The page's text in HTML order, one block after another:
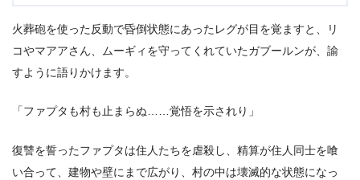
火葬砲を使った反動で昏倒状態にあったレグが目を覚ますと、リ
コやマアアさん、ムーギィを守ってくれていたガブールンが、諭
すように語りかけます。
「ファプタも村も止まらぬ……覚悟を示されり」
復讐を誓ったファプタは住人たちを虐殺し、精算が住人同士を喰
い合って、建物や壁にまで広がり、村の中は壊滅的な状態になっ